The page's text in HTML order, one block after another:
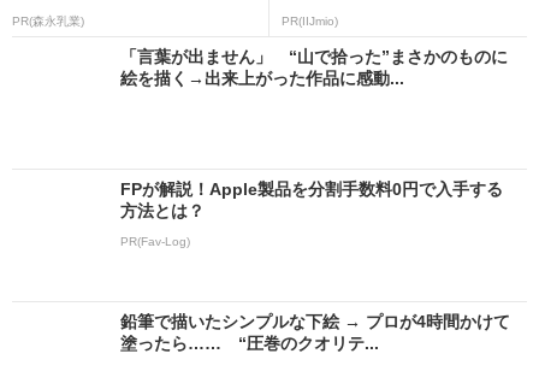
PR(森永乳業) PR(IIJmio)
「言葉が出ません」 “山で拾った”まさかのものに
絵を描く→出来上がった作品に感動...
FPが解説！Apple製品を分割手数料0円で入手する
方法とは？
PR(Fav-Log)
鉛筆で描いたシンプルな下絵 → プロが4時間かけて
塗ったら…… “圧巻のクオリテ...